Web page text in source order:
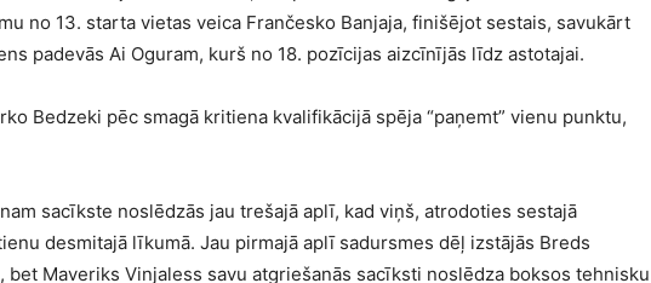
no 13. starta vietas veica Frančesko Banjaja, finišējot sestais, savukārt
padevās Ai Oguram, kurš no 18. pozīcijas aizcīnījās līdz astotajai.
Bedzeki pēc smagā kritiena kvalifikācijā spēja “paņemt” vienu punktu,
sacīkste noslēdzās jau trešajā aplī, kad viņš, atrodoties sestajā
desmitajā līkumā. Jau pirmajā aplī sadursmes dēļ izstājās Breds
bet Maveriks Vinjaless savu atgriešanās sacīksti noslēdza boksos tehnisku